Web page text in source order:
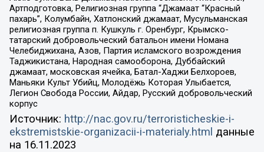
Артподготовка, Религиозная группа “Джамаат “Красный
пахарь”, Колумбайн, Хатлонский джамаат, Мусульманская
религиозная группа п. Кушкуль г. Оренбург, Крымско-
татарский добровольческий батальон имени Номана
Челебиджихана, Азов, Партия исламского возрождения
Таджикистана, Народная самооборона, Дуббайский
джамаат, московская ячейка, Батал-Хаджи Белхороев,
Маньяки Культ Убийц, Молодёжь Которая Улыбается,
Легион Свобода России, Айдар, Русский добровольческий
корпус
Источник: http://nac.gov.ru/terroristicheskie-i-
ekstremistskie-organizacii-i-materialy.html данные
на 16.11.2023